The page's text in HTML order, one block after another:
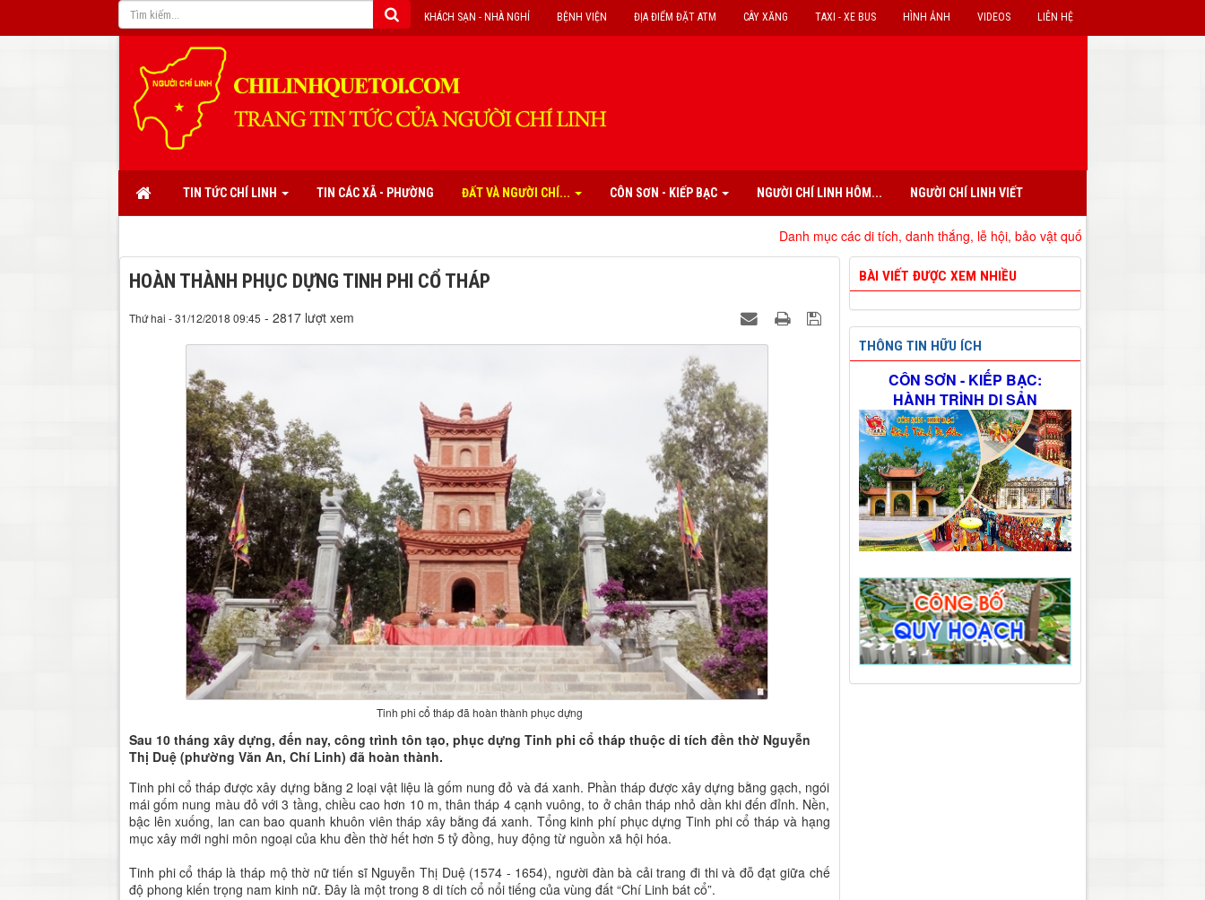
LIÊN HỆ
VIDEOS
HÌNH ẢNH
TAXI - XE BUS
CÂY XĂNG
ĐỊA ĐIỂM ĐẶT ATM
BỆNH VIỆN
KHÁCH SẠN - NHÀ NGHỈ
TIN TỨC CHÍ LINH TIN CÁC XÃ - PHƯỜNG ĐẤT VÀ NGƯỜI CHÍ... CÔN SƠN - KIẾP BẠC NGƯỜI CHÍ LINH HÔM... NGƯỜI CHÍ LINH VIẾT
Danh mục các di tích, danh thắng, lễ hội, bảo vật quốc gia đã xếp hạng trên địa bàn
HOÀN THÀNH PHỤC DỰNG TINH PHI CỔ THÁP
Thứ hai - 31/12/2018 09:45 - 2817 lượt xem
Tinh phi cổ tháp đã hoàn thành phục dựng
Sau 10 tháng xây dựng, đến nay, công trình tôn tạo, phục dựng Tinh phi cổ tháp thuộc di tích đền thờ Nguyễn
Thị Duệ (phường Văn An, Chí Linh) đã hoàn thành.
Tinh phi cổ tháp được xây dựng bằng 2 loại vật liệu là gốm nung đỏ và đá xanh. Phần tháp được xây dựng bằng gạch, ngói
mái gốm nung màu đỏ với 3 tầng, chiều cao hơn 10 m, thân tháp 4 cạnh vuông, to ở chân tháp nhỏ dần khi đến đỉnh. Nền,
bậc lên xuống, lan can bao quanh khuôn viên tháp xây bằng đá xanh. Tổng kinh phí phục dựng Tinh phi cổ tháp và hạng
mục xây mới nghi môn ngoại của khu đền thờ hết hơn 5 tỷ đồng, huy động từ nguồn xã hội hóa.
Tinh phi cổ tháp là tháp mộ thờ nữ tiến sĩ Nguyễn Thị Duệ (1574 - 1654), người đàn bà cải trang đi thi và đỗ đạt giữa chế
độ phong kiến trọng nam kinh nữ. Đây là một trong 8 di tích cổ nổi tiếng của vùng đất “Chí Linh bát cổ”.
BÀI VIẾT ĐƯỢC XEM NHIỀU
THÔNG TIN HỮU ÍCH
CÔN SƠN - KIẾP BẠC:
HÀNH TRÌNH DI SẢN